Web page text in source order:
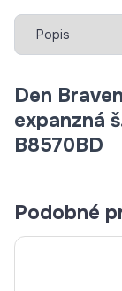
Vybrať záložku
Den
expanzná
B8570BD
Podobné